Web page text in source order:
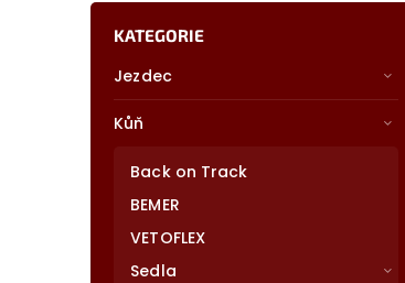
KATEGORIE
Jezdec
Kůň
Back on Track
BEMER
VETOFLEX
Sedla